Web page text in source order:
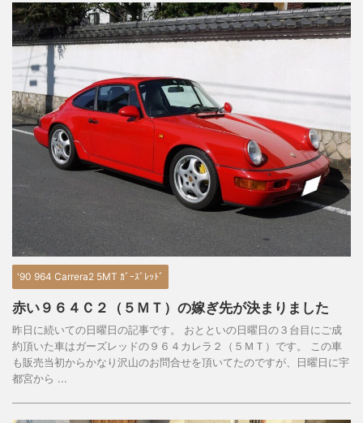
'90 964 Carrera2 5MT ｶﾞｰｽﾞﾚｯﾄﾞ
赤い９６４Ｃ２（５ＭＴ）の嫁ぎ先が決まりました
昨日に続いての日曜日の記事です。 おとといの日曜日の３台目にご成
約頂いた車はガーズレッドの９６４カレラ２（５ＭＴ）です。 この車
も販売当初からかなり沢山のお問合せを頂いてたのですが、日曜日に宇
都宮から ...